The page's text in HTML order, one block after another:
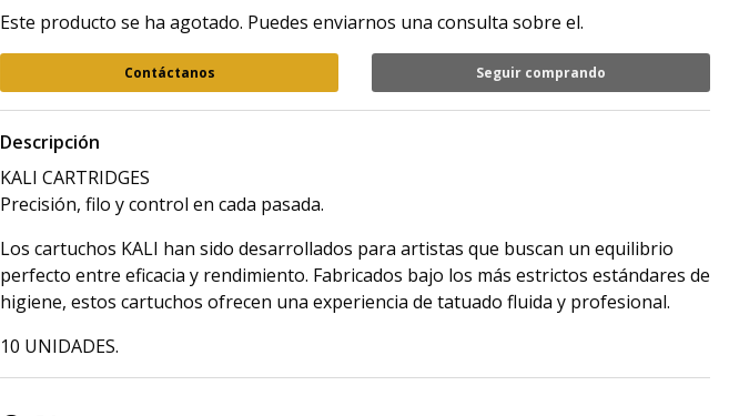
Este producto se ha agotado. Puedes enviarnos una consulta sobre el.
Contáctanos Seguir comprando
Descripción
KALI CARTRIDGES
Precisión, filo y control en cada pasada.
Los cartuchos KALI han sido desarrollados para artistas que buscan un equilibrio
perfecto entre eficacia y rendimiento. Fabricados bajo los más estrictos estándares de
higiene, estos cartuchos ofrecen una experiencia de tatuado fluida y profesional.
10 UNIDADES.